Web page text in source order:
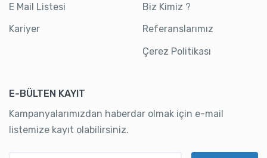
E Mail Listesi
Kariyer
Biz Kimiz ?
Referanslarımız
Çerez Politikası
E-BÜLTEN KAYIT
Kampanyalarımızdan haberdar olmak için e-mail
listemize kayıt olabilirsiniz.